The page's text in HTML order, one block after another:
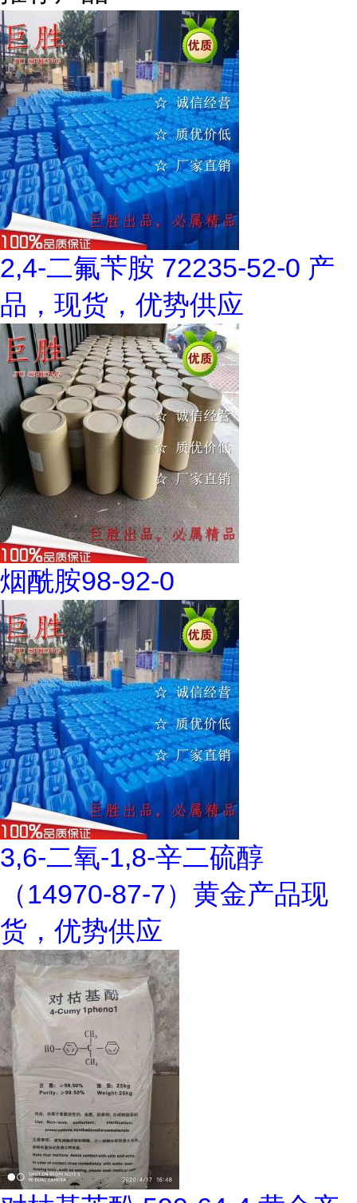
2,4-二氟苄胺 72235-52-0 产
品，现货，优势供应
烟酰胺98-92-0
3,6-二氧-1,8-辛二硫醇
（14970-87-7）黄金产品现
货，优势供应